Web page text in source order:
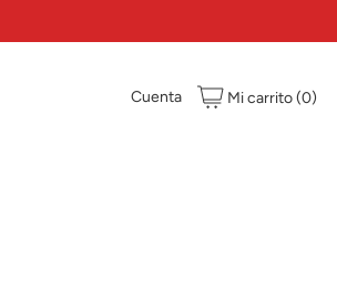
Cuenta Mi carrito(0)